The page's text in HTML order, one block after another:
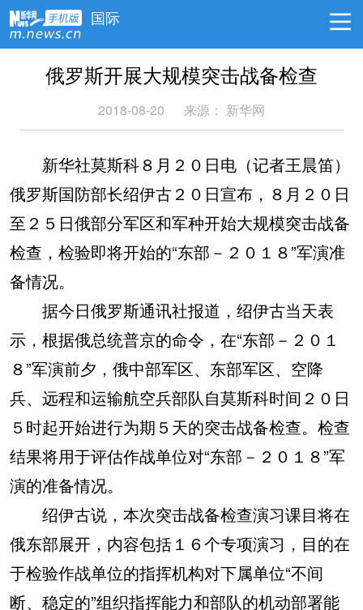
国际
俄罗斯开展大规模突击战备检查
2018-08-20 来源： 新华网
新华社莫斯科８月２０日电（记者王晨笛）
俄罗斯国防部长绍伊古２０日宣布，８月２０日
至２５日俄部分军区和军种开始大规模突击战备
检查，检验即将开始的“东部－２０１８”军演准
备情况。
据今日俄罗斯通讯社报道，绍伊古当天表
示，根据俄总统普京的命令，在“东部－２０１
８”军演前夕，俄中部军区、东部军区、空降
兵、远程和运输航空兵部队自莫斯科时间２０日
５时起开始进行为期５天的突击战备检查。检查
结果将用于评估作战单位对“东部－２０１８”军
演的准备情况。
绍伊古说，本次突击战备检查演习课目将在
俄东部展开，内容包括１６个专项演习，目的在
于检验作战单位的指挥机构对下属单位“不间
断、稳定的”组织指挥能力和部队的机动部署能